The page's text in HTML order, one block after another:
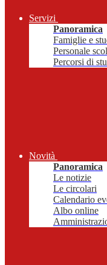
Servizi
Panoramica
Famiglie e
Personale
Percorsi di
Novità
Panoramica
Le notizie
Le circolari
Calendario
Albo online